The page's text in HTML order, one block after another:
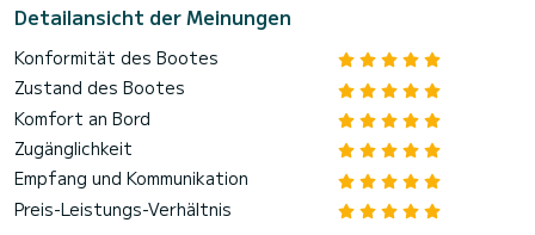
Detailansicht der Meinungen
Konformität des Bootes
Zustand des Bootes
Komfort an Bord
Zugänglichkeit
Empfang und Kommunikation
Preis-Leistungs-Verhältnis